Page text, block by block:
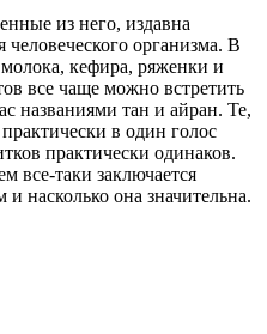
из него, издавна
организма. В
кефира, ряженки и
все чаще можно встретить
названиями тан и айран. Те,
в один голос
практически одинаков.
все-таки заключается
насколько она значительна.